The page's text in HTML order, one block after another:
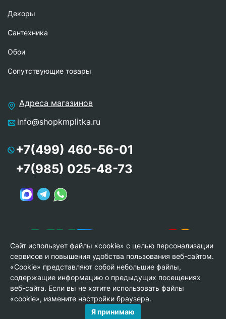
Декоры
Сантехника
Обои
Сопутствующие товары
Адреса магазинов
info@shopkmplitka.ru
+7(499) 460-56-01
+7(985) 025-48-73
© Copyright 2013-2026 KERAMA MARAZZI, ООО «Гамма
Керамика»
Сайт использует файлы «cookie» с целью персонализации
сервисов и повышения удобства пользования веб-сайтом.
«Cookie» представляют собой небольшие файлы,
содержащие информацию о предыдущих посещениях
веб-сайта. Если вы не хотите использовать файлы
«cookie», измените настройки браузера.
Я принимаю